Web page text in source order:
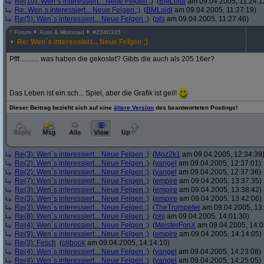
Re: Wen´s interessiert... Neue Felgen ;) (BMLoidl am 09.04.2005, 11:27:19)
Re(5): Wen´s interessiert... Neue Felgen ;) (phj am 09.04.2005, 11:27:46)
^ Forum Auto & Motorrad #2340335
Re: Wen´s interessiert... Neue Felgen ;)
Pfff........... was haben die gekostet? Gibts die auch als 205 16er?
Das Leben ist ein sch... Spiel, aber die Grafik ist geil!
Dieser Beitrag bezieht sich auf eine ältere Version des beantworteten Postings!
Re(3): Wen´s interessiert... Neue Felgen ;) (Moz2k1 am 09.04.2005, 12:34:39)
Re(2): Wen´s interessiert... Neue Felgen ;) (yangel am 09.04.2005, 12:37:01)
Re(2): Wen´s interessiert... Neue Felgen ;) (yangel am 09.04.2005, 12:37:36)
Re(7): Wen´s interessiert... Neue Felgen ;) (empire am 09.04.2005, 13:37:35)
Re(3): Wen´s interessiert... Neue Felgen ;) (empire am 09.04.2005, 13:38:42)
Re(3): Wen´s interessiert... Neue Felgen ;) (empire am 09.04.2005, 13:42:06)
Re(3): Wen´s interessiert... Neue Felgen ;) (TheTrumpeter am 09.04.2005,
Re(8): Wen´s interessiert... Neue Felgen ;) (phj am 09.04.2005, 14:01:30)
Re(4): Wen´s interessiert... Neue Felgen ;) (MeisterFonX am 09.04.2005,
Re(9): Wen´s interessiert... Neue Felgen ;) (empire am 09.04.2005, 14:14:05)
Re(3): Fesch (olibook am 09.04.2005, 14:14:10)
Re(4): Wen´s interessiert... Neue Felgen ;) (yangel am 09.04.2005, 14:23:08)
Re(4): Wen´s interessiert... Neue Felgen ;) (yangel am 09.04.2005, 14:25:05)